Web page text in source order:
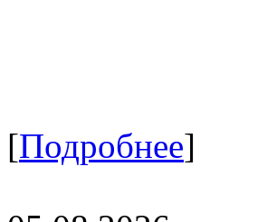
[Подробнее]